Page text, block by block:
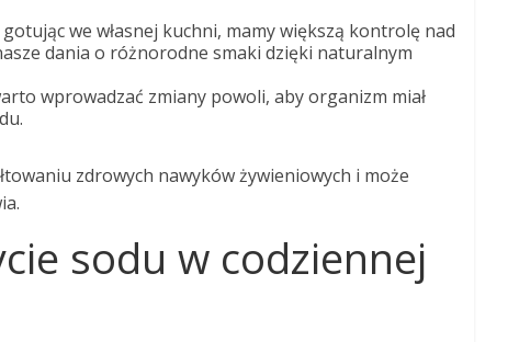
gotując we własnej kuchni, mamy większą kontrolę nad
dania o różnorodne smaki dzięki naturalnym
wprowadzać zmiany powoli, aby organizm miał
zdrowych nawyków żywieniowych i może
sodu w codziennej